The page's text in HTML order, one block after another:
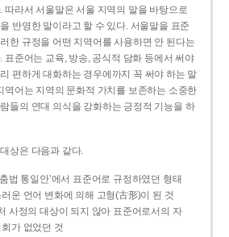
따라서 서울말은 서울 지역의 말을 바탕으로
반영한 말이라고 할 수 있다. 서울말을 표준
한 규정을 어떤 지역어를 사용하면 안 된다는
표준어는 교육, 방송, 공식적 담화 등에서 써야
편하게 대화하는 경우에까지 꼭 써야 하는 말
역어는 지역의 문화적 가치를 보존하는 소중한
들의 연대 의식을 강화하는 긍정적 기능을 하
상은 다음과 같다.
법 통일안’에서 표준어로 규정하였던 형태
운 언어 변화에 의해 고형(古形)이 된 것
사정의 대상이 되지 않아 표준어로서의 자
가 없었던 것